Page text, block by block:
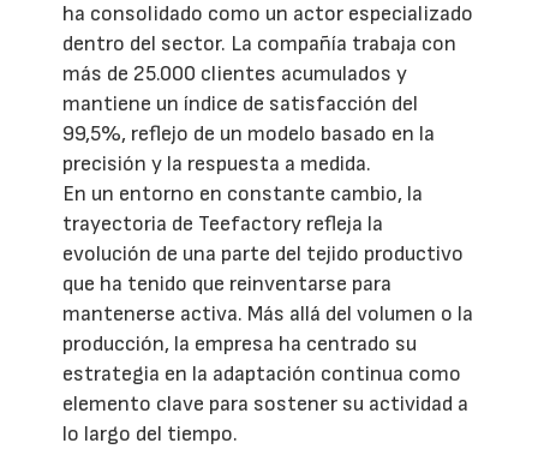
ha consolidado como un actor especializado
dentro del sector. La compañía trabaja con
más de 25.000 clientes acumulados y
mantiene un índice de satisfacción del
99,5%, reflejo de un modelo basado en la
precisión y la respuesta a medida.
En un entorno en constante cambio, la
trayectoria de Teefactory refleja la
evolución de una parte del tejido productivo
que ha tenido que reinventarse para
mantenerse activa. Más allá del volumen o la
producción, la empresa ha centrado su
estrategia en la adaptación continua como
elemento clave para sostener su actividad a
lo largo del tiempo.